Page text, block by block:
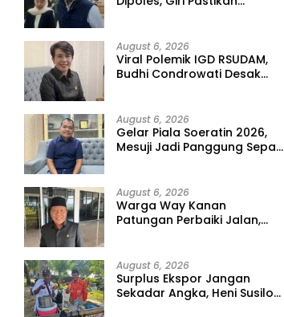
August 6, 2026
Viral Polemik IGD RSUDAM,
Budhi Condrowati Desak
August 6, 2026
Gelar Piala Soeratin 2026,
Mesuji Jadi Panggung Sepak
August 6, 2026
Warga Way Kanan
Patungan Perbaiki Jalan,
August 6, 2026
Surplus Ekspor Jangan
Sekadar Angka, Heni Susilo